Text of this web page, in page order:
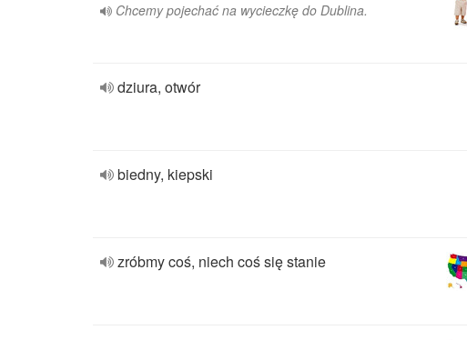
Chcemy pojechać na wycieczkę do Dublina.
dziura, otwór
biedny, kiepski
zróbmy coś, niech coś się stanie